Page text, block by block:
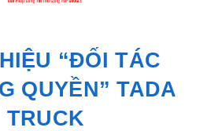
“ĐỐI TÁC
QUYỀN” TADA
TRUCK